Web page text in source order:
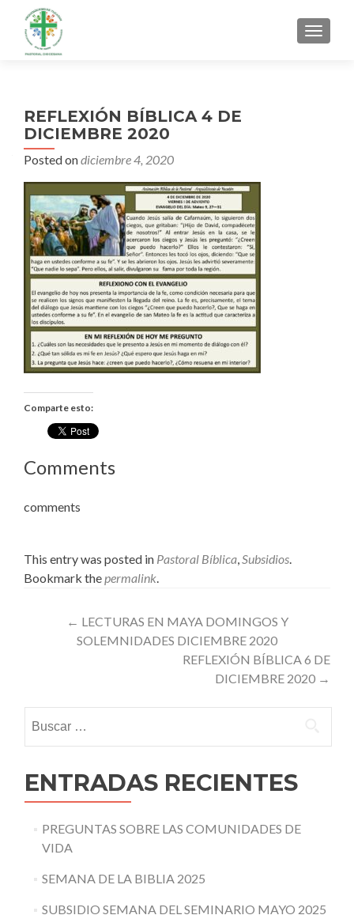
MENU
REFLEXIÓN BÍBLICA 4 DE
DICIEMBRE 2020
Posted ondiciembre 4, 2020
Comparte esto:
Comments
comments
This entry was posted in Pastoral Bíblica,Subsidios.
Bookmark thepermalink.
Post
navigation
← LECTURAS EN MAYA DOMINGOS Y
SOLEMNIDADES DICIEMBRE 2020
REFLEXIÓN BÍBLICA 6 DE
DICIEMBRE 2020 →
ENTRADAS RECIENTES
PREGUNTAS SOBRE LAS COMUNIDADES DE
VIDA
SEMANA DE LA BIBLIA 2025
SUBSIDIO SEMANA DEL SEMINARIO MAYO 2025